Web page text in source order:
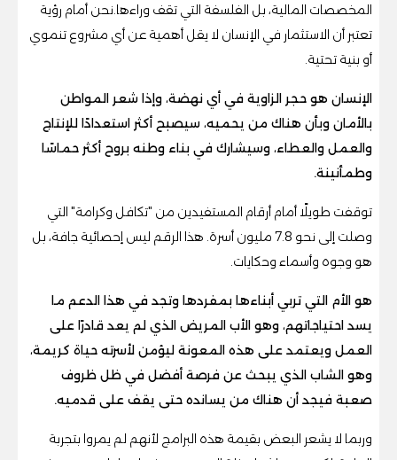
المخصصات المالية، بل الفلسفة التي تقف وراءها.نحن أمام رؤية
تعتبر أن الاستثمار في الإنسان لا يقل أهمية عن أي مشروع تنموي
أو بنية تحتية.
الإنسان هو حجر الزاوية في أي نهضة، وإذا شعر المواطن
بالأمان وبأن هناك من يحميه، سيصبح أكثر استعدادًا للإنتاج
والعمل والعطاء، وسيشارك في بناء وطنه بروح أكثر حماسًا
وطمأنينة.
توقفت طويلًا أمام أرقام المستفيدين من "تكافل وكرامة" التي
وصلت إلى نحو 7.8 مليون أسرة. هذا الرقم ليس إحصائية جافة، بل
هو وجوه وأسماء وحكايات.
هو الأم التي تربي أبناءها بمفردها وتجد في هذا الدعم ما
يسد احتياجاتهم، وهو الأب المريض الذي لم يعد قادرًا على
العمل ويعتمد على هذه المعونة ليؤمن لأسرته حياة كريمة،
وهو الشاب الذي يبحث عن فرصة أفضل في ظل ظروف
صعبة فيجد أن هناك من يسانده حتى يقف على قدميه.
وربما لا يشعر البعض بقيمة هذه البرامج لأنهم لم يمروا بتجربة